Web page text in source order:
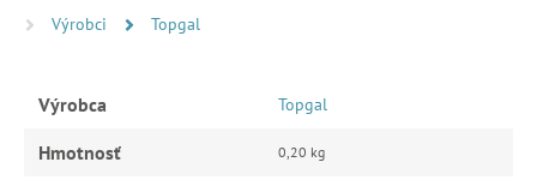
Výrobci
Topgal
Výrobca Topgal
Hmotnosť 0,20 kg